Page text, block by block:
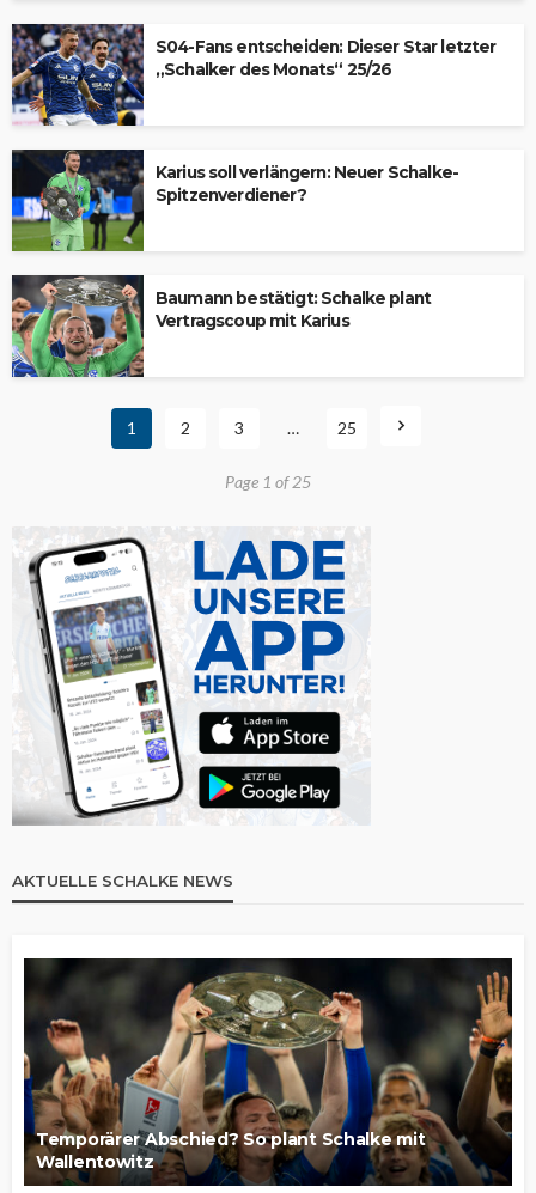
S04-Fans entscheiden: Dieser Star letzter
„Schalker des Monats“ 25/26
Karius soll verlängern: Neuer Schalke-
Spitzenverdiener?
Baumann bestätigt: Schalke plant
Vertragscoup mit Karius
1 2 3 … 25
Page 1 of 25
AKTUELLE SCHALKE NEWS
Temporärer Abschied? So plant Schalke mit
Wallentowitz